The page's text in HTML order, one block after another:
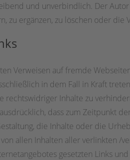
und unverbindlich. Der
zu ergänzen, zu löschen oder
Verweisen auf fremde
in dem Fall in Kraft
rechtswidriger Inhalte zu
dass zum Zeitpunkt
die Inhalte oder die
allen Inhalten aller verlinkten /
gesetzten Links